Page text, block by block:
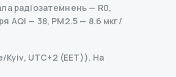
радіозатемнень — R0,
AQI — 38, PM2.5 — 8.6 мкг/
Kyiv, UTC+2 (EET)). На